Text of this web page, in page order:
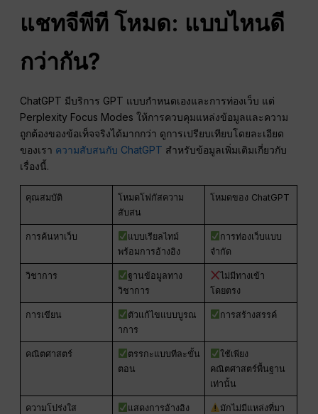
แชทจีพีที โหมด: แบบไหนดี
กว่ากัน?
ChatGPT มีบริการ GPT แบบกำหนดเองและการท่องเว็บ แต่
Perplexity Focus Modes ให้การควบคุมแหล่งข้อมูลและความ
ถูกต้องของข้อเท็จจริงได้มากกว่า ดูการเปรียบเทียบโดยละเอียด
ของเรา ความสับสนกับ ChatGPT สำหรับข้อมูลเพิ่มเติมเกี่ยวกับ
เรื่องนี้.
คุณสมบัติ
โหมดโฟกัสความ
สับสน
โหมดของ ChatGPT
การค้นหาเว็บ
แบบเรียลไทม์
พร้อมการอ้างอิง
การท่องเว็บแบบ
จำกัด
วิชาการ
ฐานข้อมูลทาง
วิชาการ
ไม่มีทางเข้า
โดยตรง
การเขียน
ตัวแก้ไขแบบบูรณ
าการ
การสร้างสรรค์
คณิตศาสตร์
ตรรกะแบบทีละขั้น
ตอน
ใช้เพียง
คณิตศาสตร์พื้นฐาน
เท่านั้น
ความโปร่งใส แสดงการอ้างอิง มักไม่มีแหล่งที่มา